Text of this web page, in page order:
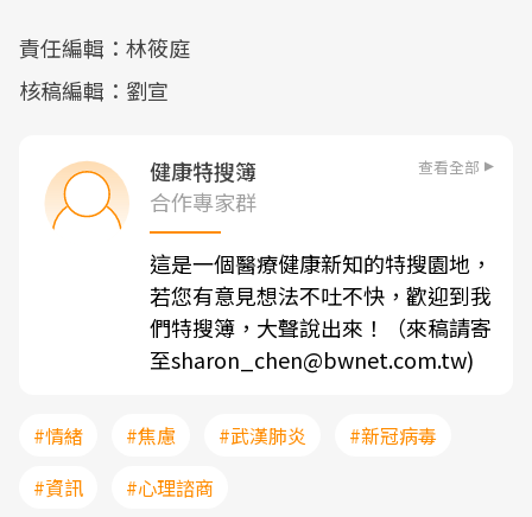
責任編輯：林筱庭
核稿編輯：劉宣
健康特搜簿 查看全部
合作專家群
這是一個醫療健康新知的特搜園地，
若您有意見想法不吐不快，歡迎到我
們特搜簿，大聲說出來！（來稿請寄
至sharon_chen@bwnet.com.tw)
#情緒 #焦慮 #武漢肺炎
#新冠病毒
#資訊
#心理諮商